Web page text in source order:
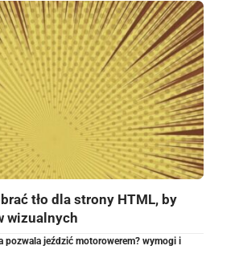
tło dla strony HTML, by
wizualnych
pozwala jeździć motorowerem? wymogi i